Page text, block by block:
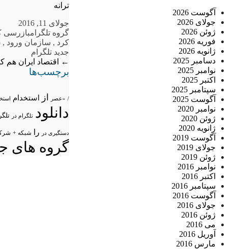
آگوست 2026
جولای 2026
ژوئن 2026
فوریه 2026
ژانویه 2026
دسامبر 2025
نوامبر 2025
اکتبر 2025
سپتامبر 2025
آگوست 2025
نوامبر 2020
ژوئن 2020
ژانویه 2020
آگوست 2019
جولای 2019
ژوئن 2019
نوامبر 2016
اکتبر 2016
سپتامبر 2016
آگوست 2016
جولای 2016
ژوئن 2016
می 2016
آوریل 2016
مارس 2016
ترانه
جولای 11, 2016
گروه تلگرامبازرسی
کرد , سازمان ورود ,
جدید تلگرام
←
اقتصاد ایران
برچسب‌ها
/ «عصر از استخدام
دانلود تلگرام در
دستگیری در را شبکه +
گروه های